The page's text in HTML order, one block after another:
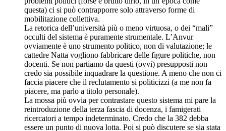
questa) ci si può contrapporre solo attraverso forme di
mobilitazione collettiva.
La retorica dell’università più o meno virtuosa, o dei “mali”
occulti del sistema è puramente strumentale. L’Anvur
ovviamente è uno strumento politico, non di valutazione; le
cattedre Natta vogliono fabbricare delle figure politiche, non
docenti. Se non partiamo da questi (ovvi) presupposti non
credo sia possibile inquadrare la questione. A meno che non ci
faccia piacere che il reclutamento si politicizzi (a me non fa
piacere, ma parlo a titolo personale).
La mossa più ovvia per contrastare questo sistema mi pare la
reintroduzione della terza fascia di docenza, i famigerati
ricercatori a tempo indeterminato. Credo che la 382 debba
essere un punto di nuova lotta. Poi si può discutere se sia stata